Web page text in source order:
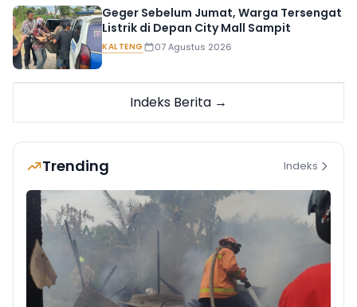
Geger Sebelum Jumat, Warga Tersengat
Listrik di Depan City Mall Sampit
KALTENG 07 Agustus 2026
Indeks Berita →
Trending Indeks